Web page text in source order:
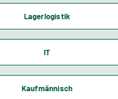
Lagerlogistik
IT
Kaufmännisch